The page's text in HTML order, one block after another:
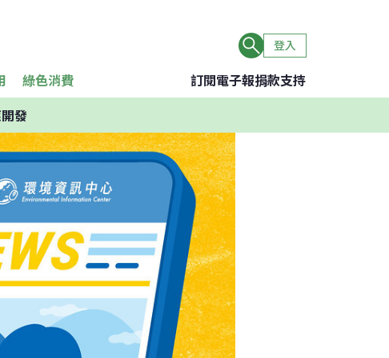
登入
綠色消費 訂閱電子報捐款支持
發